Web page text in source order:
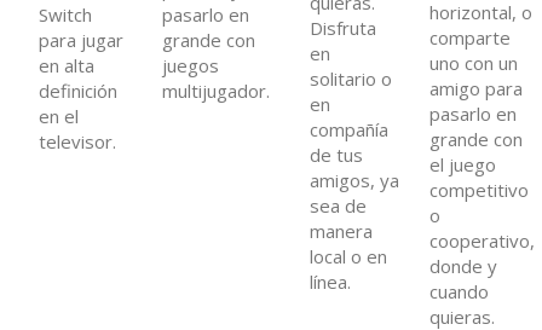
Switch
para jugar
en alta
definición
en el
televisor.
pasarlo en
grande con
juegos
multijugador.
Disfruta
en
solitario o
en
compañía
de tus
amigos, ya
sea de
manera
local o en
línea.
horizontal, o
comparte
uno con un
amigo para
pasarlo en
grande con
el juego
competitivo
o
cooperativo,
donde y
cuando
quieras.